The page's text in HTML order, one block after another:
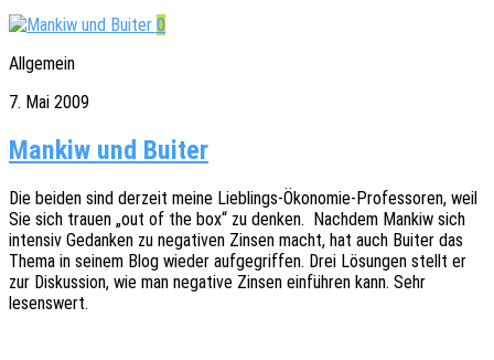
0
Allgemein
7. Mai 2009
Mankiw und Buiter
Die beiden sind derzeit meine Lieb­­lings-Ökon­o­­­mie-Profes­­so­­ren, weil
Sie sich trauen „out of the box“ zu denken. Nach­dem Mankiw sich
inten­siv Gedan­ken zu nega­ti­ven Zinsen macht, hat auch Buiter das
Thema in seinem Blog wieder aufge­grif­fen. Drei Lösun­gen stellt er
zur Diskus­si­on, wie man nega­ti­ve Zinsen einfüh­ren kann. Sehr
lesenswert.